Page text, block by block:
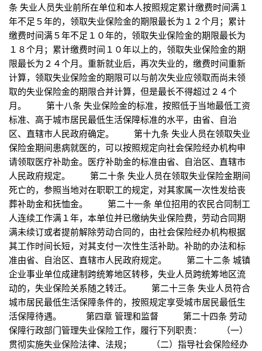
条 失业人员失业前所在单位和本人按照规定累计缴费时间满１
年不足５年的，领取失业保险金的期限最长为１２个月；累计
缴费时间满５年不足１０年的，领取失业保险金的期限最长为
１８个月；累计缴费时间１０年以上的，领取失业保险金的期
限最长为２４个月。重新就业后，再次失业的，缴费时间重新
计算，领取失业保险金的期限可以与前次失业应领取而尚未领
取的失业保险金的期限合并计算，但是最长不得超过２４个
月。 第十八条 失业保险金的标准，按照低于当地最低工资
标准、高于城市居民最低生活保障标准的水平，由省、自治
区、直辖市人民政府确定。 第十九条 失业人员在领取失业
保险金期间患病就医的，可以按照规定向社会保险经办机构申
请领取医疗补助金。医疗补助金的标准由省、自治区、直辖市
人民政府规定。 第二十条 失业人员在领取失业保险金期间
死亡的，参照当地对在职职工的规定，对其家属一次性发给丧
葬补助金和抚恤金。 第二十一条 单位招用的农民合同制工
人连续工作满１年，本单位并已缴纳失业保险费，劳动合同期
满未续订或者提前解除劳动合同的，由社会保险经办机构根据
其工作时间长短，对其支付一次性生活补助。补助的办法和标
准由省、自治区、直辖市人民政府规定。 第二十二条 城镇
企业事业单位成建制跨统筹地区转移，失业人员跨统筹地区流
动的，失业保险关系随之转迁。 第二十三条 失业人员符合
城市居民最低生活保障条件的，按照规定享受城市居民最低生
活保障待遇。 第四章 管理和监督 第二十四条 劳动
保障行政部门管理失业保险工作，履行下列职责： （一）
贯彻实施失业保险法律、法规； （二）指导社会保险经办